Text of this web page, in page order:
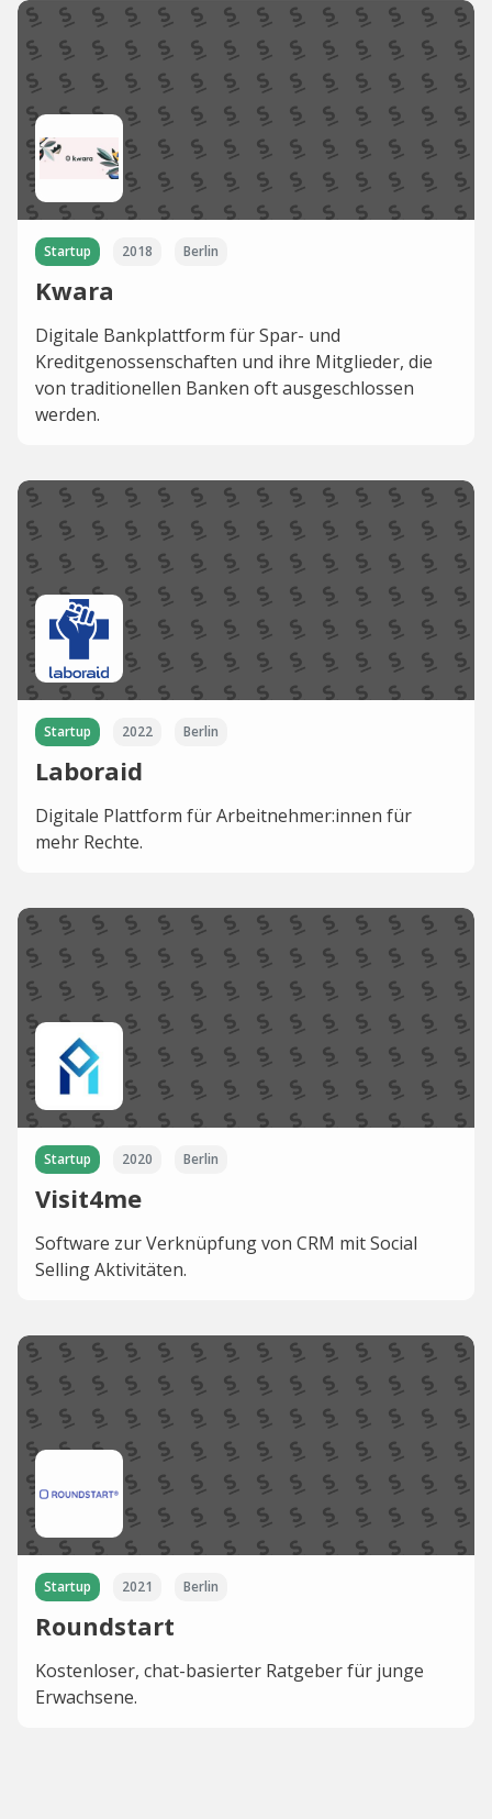
Startup 2018 Berlin
Kwara
Digitale Bankplattform für Spar- und
Kreditgenossenschaften und ihre Mitglieder, die
von traditionellen Banken oft ausgeschlossen
werden.
Startup 2022 Berlin
Laboraid
Digitale Plattform für Arbeitnehmer:innen für
mehr Rechte​.
Startup 2020 Berlin
Visit4me
Software zur Verknüpfung von CRM mit Social
Selling Aktivitäten.
Startup 2021 Berlin
Roundstart
Kostenloser, chat-basierter Ratgeber für junge
Erwachsene.